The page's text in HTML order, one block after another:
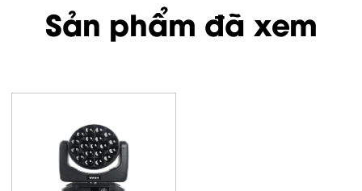
Sản phẩm đã xem